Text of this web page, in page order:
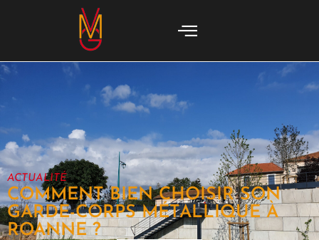
ACTUALITÉ
COMMENT BIEN CHOISIR SON
GARDE-CORPS MÉTALLIQUE À
ROANNE ?